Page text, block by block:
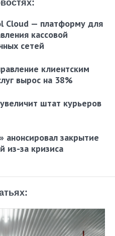
Cloud — платформу для
кассовой
сетей
клиентским
вырос на 38%
штат курьеров
закрытие
из-за кризиса